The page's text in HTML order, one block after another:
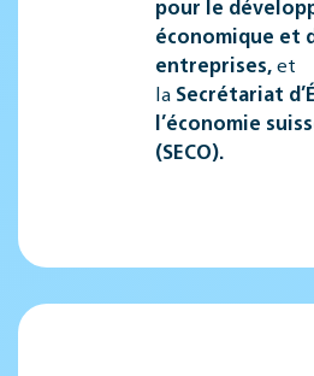
pour le
économique et
entreprises,et
la Secrétariat
l’économie
(SECO).